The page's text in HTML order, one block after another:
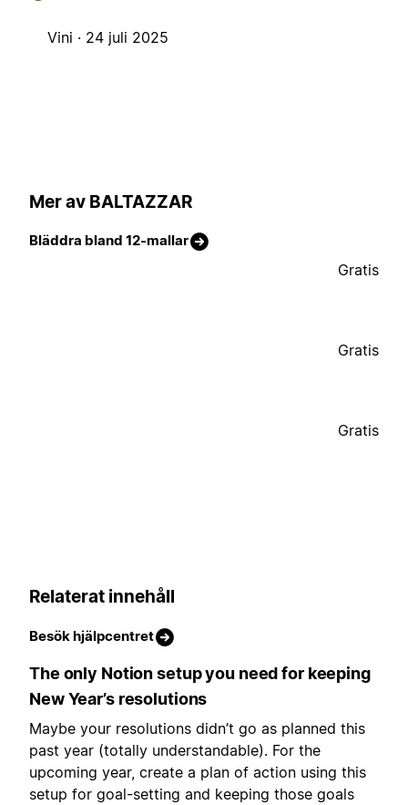
Vini · 24 juli 2025
Mer av BALTAZZAR
Bläddra bland 12-mallar
Gratis
Gratis
Gratis
Relaterat innehåll
Besök hjälpcentret
The only Notion setup you need for keeping
New Year’s resolutions
Maybe your resolutions didn’t go as planned this
past year (totally understandable). For the
upcoming year, create a plan of action using this
setup for goal-setting and keeping those goals